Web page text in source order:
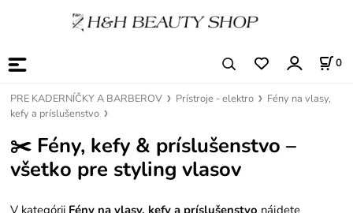
0
PRE KADERNÍČKY A BARBEROV Prístroje - elektro
Fény na vlasy,
kefy a príslušenstvo
✂️ Fény, kefy & príslušenstvo –
všetko pre styling vlasov
V kategórii Fény na vlasy, kefy a príslušenstvo nájdete